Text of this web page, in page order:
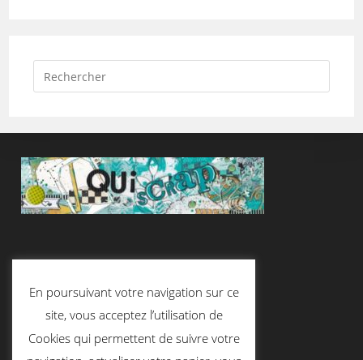
Contactez-Nous
En poursuivant votre navigation sur ce
site, vous acceptez l’utilisation de
Cookies qui permettent de suivre votre